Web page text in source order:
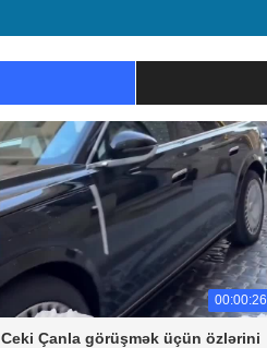
00:00:26
Ceki Çanla görüşmək üçün özlərini